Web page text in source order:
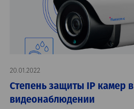
20.01.2022
Степень защиты IP камер в
видеонаблюдении